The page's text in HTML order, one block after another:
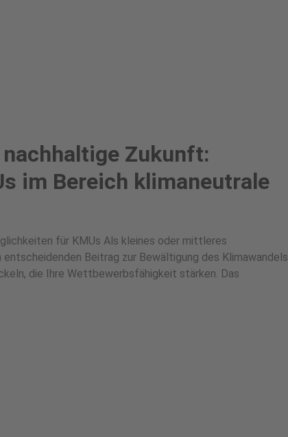
Zukunft:
im Bereich klimaneutrale
für KMUs Als kleines oder mittleres
Beitrag zur Bewältigung des Klimawandels
die Ihre Wettbewerbsfähigkeit stärken. Das